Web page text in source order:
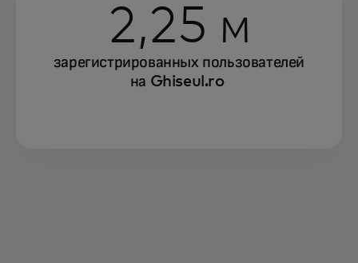
2,25 м
зарегистрированных пользователей
на Ghiseul.ro